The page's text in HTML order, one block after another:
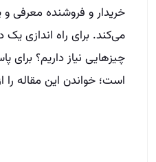
خریدار و فروشنده معرفی
می‌کند. برای راه اندازی
چیزهایی نیاز داریم؟ برای
است؛ خواندن این مقاله